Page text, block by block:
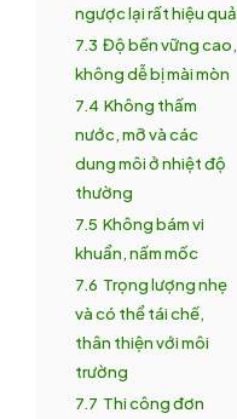
ngược lại rất hiệu quả
7.3 Độ bền vững cao,
không dễ bị mài mòn
7.4 Không thấm
nước, mỡ và các
dung môi ở nhiệt độ
thường
7.5 Không bám vi
khuẩn, nấm mốc
7.6 Trọng lượng nhẹ
và có thể tái chế,
thân thiện với môi
trường
7.7 Thi công đơn